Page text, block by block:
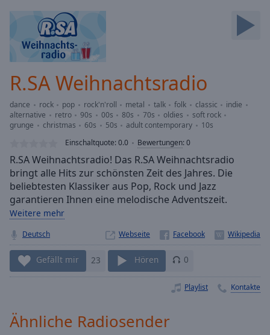
Skip
Mute
Loaded :
0.00%
Seek to
live,
currently
behind
liveLIVE
Remaining
Playback
Chapters
R.SA Weihnachtsradio
dance rock pop rock'n'roll metal talk folk classic
indie
alternative
retro 90s 00s 80s 70s oldies
soft rock
grunge
christmas 60s 50s adult contemporary
10s
Einschaltquote:0.0 Bewertungen:0
R.SA Weihnachtsradio! Das R.SA Weihnachtsradio
bringt alle Hits zur schönsten Zeit des Jahres. Die
beliebtesten Klassiker aus Pop, Rock und Jazz
garantieren Ihnen eine melodische Adventszeit.
Weitere mehr
Deutsch Webseite
Gefällt mir 23 Hören 0
Playlist Kontakte
Ähnliche Radiosender